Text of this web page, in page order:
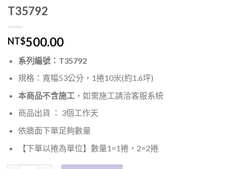
T35792
NT$500.00
系列編號：T35792
規格：寬幅53公分，1捲10米(約1.6坪)
本商品不含施工，如需施工請洽客服系統
商品出貨 ： 3個工作天
依牆面下單足夠數量
【下單以捲為單位】數量1=1捲，2=2捲